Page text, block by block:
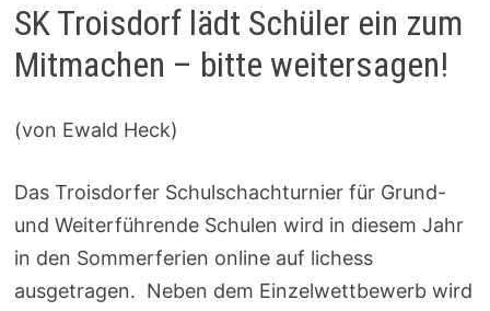
SK Troisdorf lädt Schüler ein zum
Mitmachen – bitte weitersagen!
(von Ewald Heck)
Das Troisdorfer Schulschachturnier für Grund-
und Weiterführende Schulen wird in diesem Jahr
in den Sommerferien online auf lichess
ausgetragen. Neben dem Einzelwettbewerb wird